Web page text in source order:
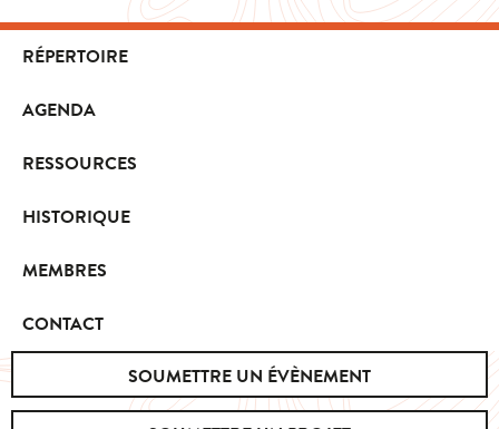
RÉPERTOIRE
AGENDA
RESSOURCES
HISTORIQUE
MEMBRES
CONTACT
SOUMETTRE UN ÉVÈNEMENT